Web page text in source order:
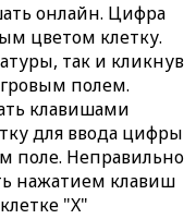
онлайн. Цифра
цветом клетку.
так и кликнув
полем.
клавишами
для ввода цифры
поле. Неправильно
нажатием клавиш
"X"